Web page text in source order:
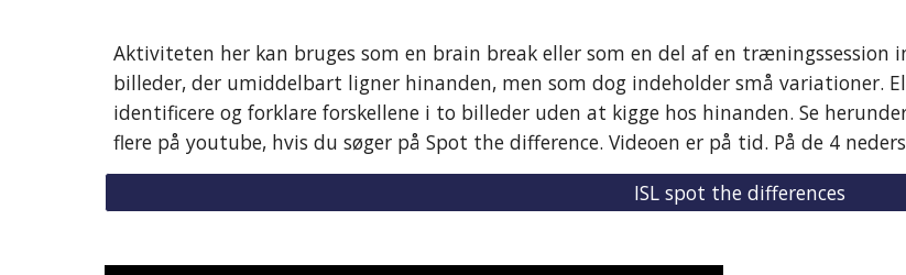
Aktiviteten her kan bruges som en brain break eller som en del af en træningssession
billeder, der umiddelbart ligner hinanden, men som dog indeholder små variationer.
identificere og forklare forskellene i to billeder uden at kigge hos hinanden. Se
flere på youtube, hvis du søger på Spot the difference. Videoen er på tid. På de 4
ISL spot the differences